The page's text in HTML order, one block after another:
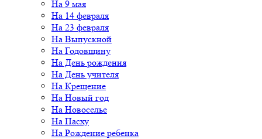
На 9 мая
На 14 февраля
На 23 февраля
На Выпускной
На Годовщину
На День рождения
На День учителя
На Крещение
На Новый год
На Новоселье
На Пасху
На Рождение ребенка